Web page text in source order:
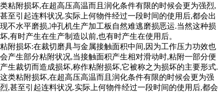
类粘附损坏,在超高压高温而且润化条件有限的时候会更为强烈,
甚至引起连料状况.实际上何物件经过一段时间的使用后,都会出
现不水平磨损,冲孔机生产加工板自然难逃磨损恶运.当然这种损
坏,有时产生在生产制造以前,也有时产生在使用后。
粘附损坏:在裁切磨具与金属接触面积中间,因为工作压力功效也
会产生部分粘附状况,当接触面积产生相对滑动时,粘附一部分便
产生裁切而造成损坏,称作粘附损坏,它被称之为损坏的主要形式.
这类粘附损坏,在超高压高温而且润化条件有限的时候会更为强
烈,甚至引起连料状况.实际上何物件经过一段时间的使用后,都会